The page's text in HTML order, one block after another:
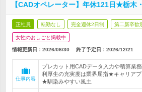
【CADオペレーター】年休121日★栃
正社員 転勤なし 完全週休2日制 第二新卒歓
女性のおしごと掲載中
情報更新日：2026/06/30 終了予定日： 2026/12/21
仕事内容
プレカット用CADデータ入力や積算業
利厚生の充実度は業界屈指★キャリア
★馴染みやすい風土